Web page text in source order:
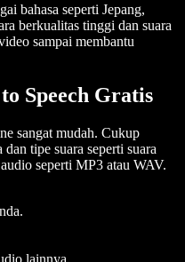
bahasa seperti Jepang,
berkualitas tinggi dan suara
sampai membantu
Speech Gratis
sangat mudah. Cukup
tipe suara seperti suara
seperti MP3 atau WAV.
lainnya.